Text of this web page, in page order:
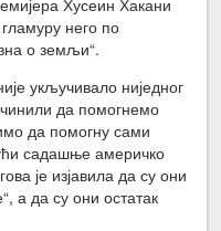
него по
о земљи“.
укључивало ниједног
да помогнемо
да помогну сами
садашње америчко
је изјавила да су они
а да су они остатак